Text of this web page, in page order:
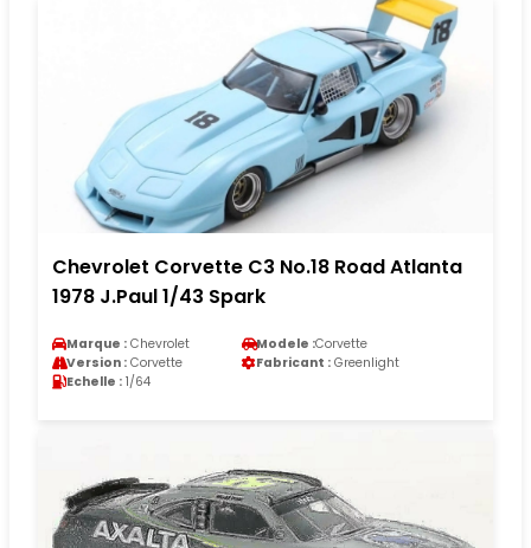
Chevrolet Corvette C3 No.18 Road Atlanta
1978 J.Paul 1/43 Spark
Marque : Chevrolet Modele :Corvette
Version : Corvette Fabricant : Greenlight
Echelle : 1/64